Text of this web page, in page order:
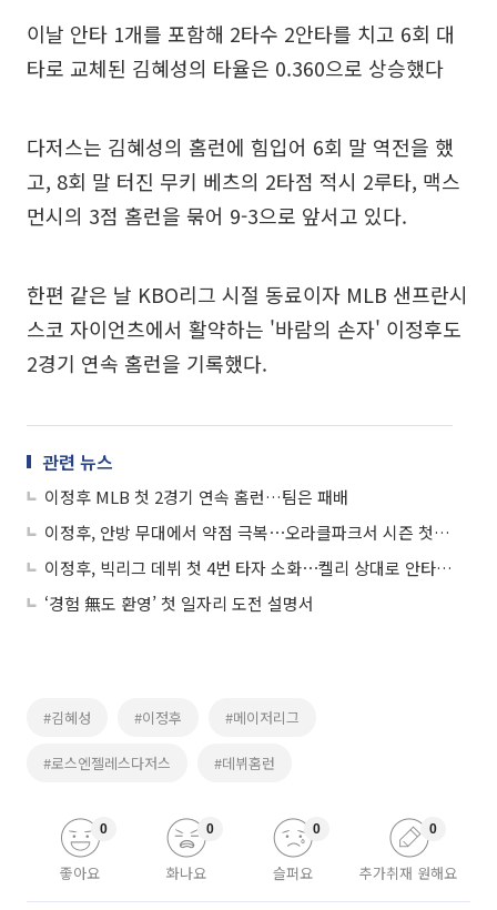
이날 안타 1개를 포함해 2타수 2안타를 치고 6회 대
타로 교체된 김혜성의 타율은 0.360으로 상승했다
다저스는 김혜성의 홈런에 힘입어 6회 말 역전을 했
고, 8회 말 터진 무키 베츠의 2타점 적시 2루타, 맥스
먼시의 3점 홈런을 묶어 9-3으로 앞서고 있다.
한편 같은 날 KBO리그 시절 동료이자 MLB 샌프란시
스코 자이언츠에서 활약하는 '바람의 손자' 이정후도
2경기 연속 홈런을 기록했다.
관련 뉴스
이정후 MLB 첫 2경기 연속 홈런…팀은 패배
이정후, 안방 무대에서 약점 극복⋯오라클파크서 시즌 첫 홈런포
이정후, 빅리그 데뷔 첫 4번 타자 소화⋯켈리 상대로 안타 생산
‘경험 無도 환영’ 첫 일자리 도전 설명서
#김혜성 #이정후 #메이저리그
#로스엔젤레스다저스 #데뷔홈런
좋아요
0
화나요
0
슬퍼요
0
추가취재 원해요
0